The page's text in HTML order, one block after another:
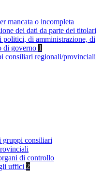
mancata o incompleta
dei dati da parte dei titolari
politici, di amministrazione, di
di governo 1
consiliari regionali/provinciali
gruppi consiliari
di controllo
uffici 2